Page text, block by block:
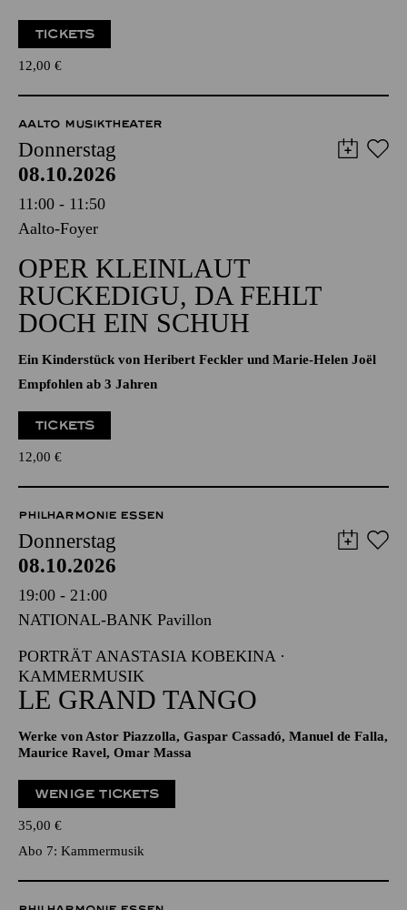
AALTO MUSIKTHEATER
Donnerstag
08.10.2026
11:00 - 11:50
Aalto-Foyer
OPER KLEINLAUT
RUCKEDIGU, DA FEHLT
DOCH EIN SCHUH
Ein Kinderstück von Heribert Feckler und Marie-Helen Joël
Empfohlen ab 3 Jahren
PHILHARMONIE ESSEN
Donnerstag
08.10.2026
19:00 - 21:00
NATIONAL-BANK Pavillon
PORTRÄT ANASTASIA KOBEKINA ·
KAMMERMUSIK
LE GRAND TANGO
Werke von Astor Piazzolla, Gaspar Cassadó, Manuel de Falla,
Maurice Ravel, Omar Massa
WENIGE TICKETS
Abo 7: Kammermusik
PHILHARMONIE ESSEN
Freitag